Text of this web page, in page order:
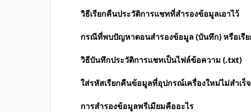
วิธีเรียกคืนประวัติการแชทที่สำรองข้อมูลเอาไว้
กรณีที่พบปัญหาตอนสำรองข้อมูล (บันทึก) หรือเรี
วิธีบันทึกประวัติการแชทเป็นไฟล์ข้อความ (.txt)
ใส่รหัสเรียกคืนข้อมูลที่อุปกรณ์เครื่องใหม่ไม่สำเร็จ
การสำรองข้อมูลพรีเมียมคืออะไร